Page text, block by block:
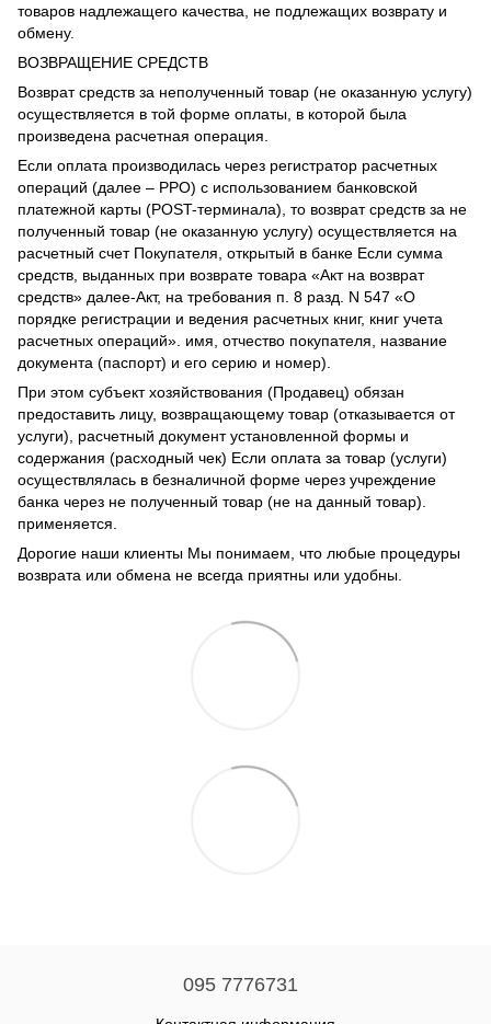
товаров надлежащего качества, не подлежащих возврату и
обмену.
ВОЗВРАЩЕНИЕ СРЕДСТВ
Возврат средств за неполученный товар (не оказанную услугу)
осуществляется в той форме оплаты, в которой была
произведена расчетная операция.
Если оплата производилась через регистратор расчетных
операций (далее – РРО) с использованием банковской
платежной карты (POST-терминала), то возврат средств за не
полученный товар (не оказанную услугу) осуществляется на
расчетный счет Покупателя, открытый в банке Если сумма
средств, выданных при возврате товара «Акт на возврат
средств» далее-Акт, на требования п. 8 разд. N 547 «О
порядке регистрации и ведения расчетных книг, книг учета
расчетных операций». имя, отчество покупателя, название
документа (паспорт) и его серию и номер).
При этом субъект хозяйствования (Продавец) обязан
предоставить лицу, возвращающему товар (отказывается от
услуги), расчетный документ установленной формы и
содержания (расходный чек) Если оплата за товар (услуги)
осуществлялась в безналичной форме через учреждение
банка через не полученный товар (не на данный товар).
применяется.
Дорогие наши клиенты Мы понимаем, что любые процедуры
возврата или обмена не всегда приятны или удобны.
095 7776731